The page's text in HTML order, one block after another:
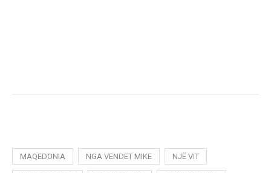
MAQEDONIA NGA VENDET MIKE NJË VIT